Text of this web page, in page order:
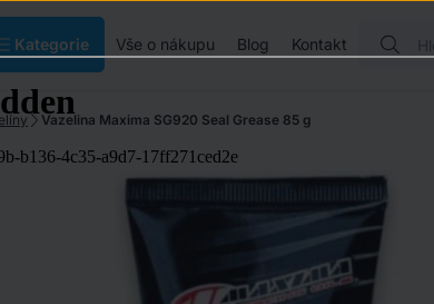
Kategorie Vše o nákupu Blog Kontakt
Vazelina Maxima SG920 Seal Grease 85 g